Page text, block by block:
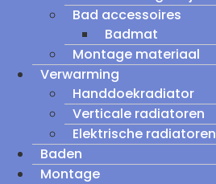
Bad accessoires
Badmat
Montage materiaal
Verwarming
Handdoekradiator
Verticale radiatoren
Elektrische radiatoren
Baden
Montage